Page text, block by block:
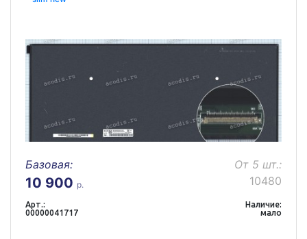
Базовая:
10 900 р.
От 5 шт.:
10480
Арт.:
00000041717
Наличие:
мало